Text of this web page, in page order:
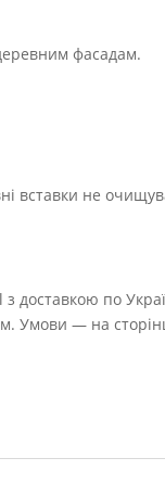
фасадам.
вставки не
доставкою по
Умови — на